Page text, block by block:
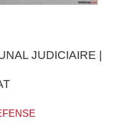
JUDICIAIRE |